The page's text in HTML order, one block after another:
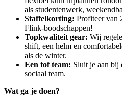
als studentenwerk,
Staffelkorting: Profiteer van
Flink-boodschappen!
Topkwaliteit gear: Wij
shift, een helm en
als de winter.
Een tof team: Sluit je aan bij
sociaal team.
Wat ga je doen?